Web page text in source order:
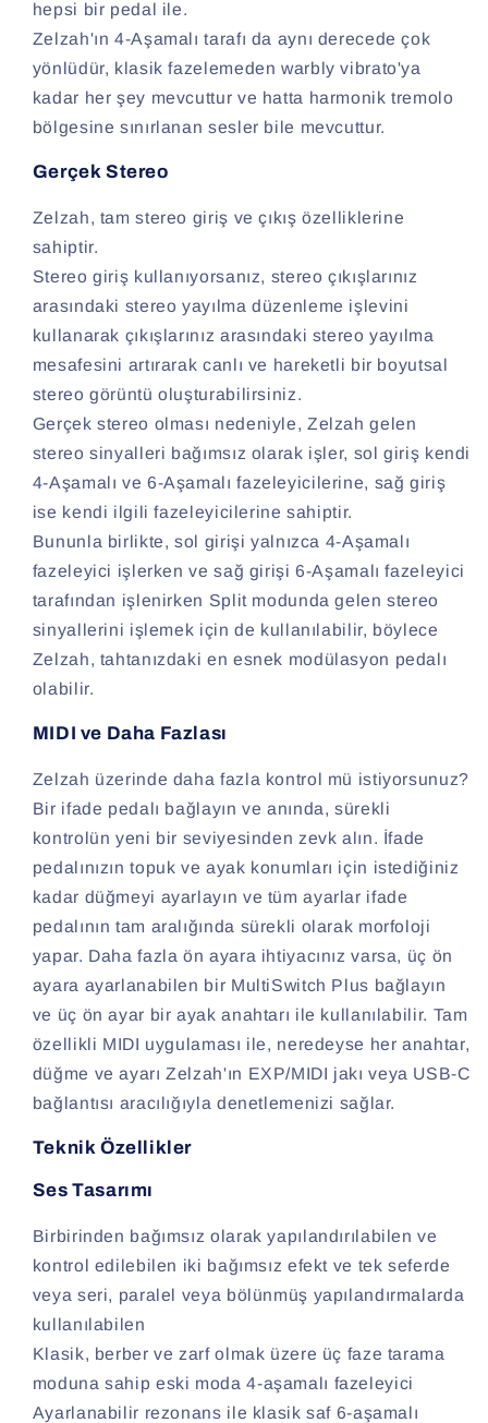
hepsi bir pedal ile.
Zelzah'ın 4-Aşamalı tarafı da aynı derecede çok
yönlüdür, klasik fazelemeden warbly vibrato'ya
kadar her şey mevcuttur ve hatta harmonik tremolo
bölgesine sınırlanan sesler bile mevcuttur.
Gerçek Stereo
Zelzah, tam stereo giriş ve çıkış özelliklerine
sahiptir.
Stereo giriş kullanıyorsanız, stereo çıkışlarınız
arasındaki stereo yayılma düzenleme işlevini
kullanarak çıkışlarınız arasındaki stereo yayılma
mesafesini artırarak canlı ve hareketli bir boyutsal
stereo görüntü oluşturabilirsiniz.
Gerçek stereo olması nedeniyle, Zelzah gelen
stereo sinyalleri bağımsız olarak işler, sol giriş kendi
4-Aşamalı ve 6-Aşamalı fazeleyicilerine, sağ giriş
ise kendi ilgili fazeleyicilerine sahiptir.
Bununla birlikte, sol girişi yalnızca 4-Aşamalı
fazeleyici işlerken ve sağ girişi 6-Aşamalı fazeleyici
tarafından işlenirken Split modunda gelen stereo
sinyallerini işlemek için de kullanılabilir, böylece
Zelzah, tahtanızdaki en esnek modülasyon pedalı
olabilir.
MIDI ve Daha Fazlası
Zelzah üzerinde daha fazla kontrol mü istiyorsunuz?
Bir ifade pedalı bağlayın ve anında, sürekli
kontrolün yeni bir seviyesinden zevk alın. İfade
pedalınızın topuk ve ayak konumları için istediğiniz
kadar düğmeyi ayarlayın ve tüm ayarlar ifade
pedalının tam aralığında sürekli olarak morfoloji
yapar. Daha fazla ön ayara ihtiyacınız varsa, üç ön
ayara ayarlanabilen bir MultiSwitch Plus bağlayın
ve üç ön ayar bir ayak anahtarı ile kullanılabilir. Tam
özellikli MIDI uygulaması ile, neredeyse her anahtar,
düğme ve ayarı Zelzah'ın EXP/MIDI jakı veya USB-C
bağlantısı aracılığıyla denetlemenizi sağlar.
Teknik Özellikler
Ses Tasarımı
Birbirinden bağımsız olarak yapılandırılabilen ve
kontrol edilebilen iki bağımsız efekt ve tek seferde
veya seri, paralel veya bölünmüş yapılandırmalarda
kullanılabilen
Klasik, berber ve zarf olmak üzere üç faze tarama
moduna sahip eski moda 4-aşamalı fazeleyici
Ayarlanabilir rezonans ile klasik saf 6-aşamalı